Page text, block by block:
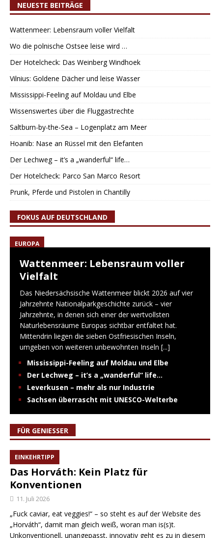
NEUESTE BEITRÄGE
Wattenmeer: Lebensraum voller Vielfalt
Wo die polnische Ostsee leise wird …
Der Hotelcheck: Das Weinberg Windhoek
Vilnius: Goldene Dächer und leise Wasser
Mississippi-Feeling auf Moldau und Elbe
Wissenswertes über die Fluggastrechte
Saltburn-by-the-Sea – Logenplatz am Meer
Hoanib: Nase an Rüssel mit den Elefanten
Der Lechweg – it’s a „wanderful“ life…
Der Hotelcheck: Parco San Marco Resort
Prunk, Pferde und Pistolen in Chantilly
FOKUS AUF DEUTSCHLAND
EUROPA
Wattenmeer: Lebensraum voller
Vielfalt
Das Niedersächsische Wattenmeer blickt 2026 auf vier
Jahrzehnte Nationalparkgeschichte zurück – vier
Jahrzehnte, in denen sich einer der wertvollsten
Naturlebensräume Europas sichtbar entfaltet hat.
Mittendrin liegen die sieben Ostfriesischen Inseln,
umgeben von weiteren unbewohnten Inseln [...]
Mississippi-Feeling auf Moldau und Elbe
Der Lechweg – it’s a „wanderful“ life…
Leverkusen – mehr als nur Industrie
Sachsen überrascht mit UNESCO-Welterbe
FÜR GENIESSER
EINKEHRTIPP
Das Horváth: Kein Platz für
Konventionen
11. Juli 2026
„Fuck caviar, eat veggies!“ – so steht es auf der Website des
„Horváth“, damit man gleich weiß, woran man is(s)t.
Unkonventionell, unangepasst, innovativ geht es zu in diesem